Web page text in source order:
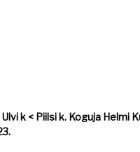
k < Piilsi k. Koguja Helmi